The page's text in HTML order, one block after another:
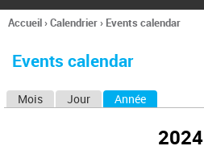
l
h
e
Vous
ici
Accueil›Calendrier› Events calendar
Events calendar
Mois Jour Année
2024